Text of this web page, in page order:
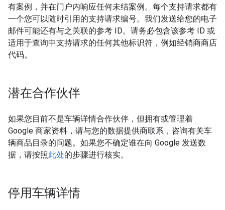
有案例，并在门户内响应任何未结案例。每个支持请求都有
一个您可以随时引用的支持请求编号。我们发送给您的电子
邮件可能还有与之关联的参考 ID。请务必包含该参考 ID 或
适用于查询中支持请求的任何其他标识符，例如经销商商店
代码。
潜在合作伙伴
如果您目前不是车辆详情合作伙伴，但拥有或管理着
Google 商家资料，请与您的数据提供商联系，咨询有关车
辆商品目录的问题。如果您不确定谁在向 Google 发送数
据，请按照此处的步骤进行核实。
停用车辆详情